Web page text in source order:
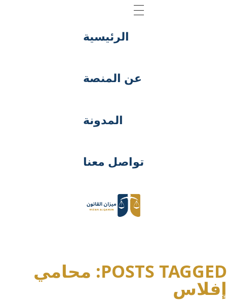
الرئيسية
عن المنصة
المدونة
تواصل معنا
POSTS TAGGED: محامي
إفلاس